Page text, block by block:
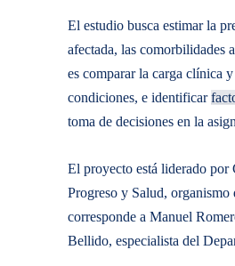
El estudio busca estimar la
afectada, las comorbilidades
es comparar la carga clínica
condiciones, e identificar
toma de decisiones en la
El proyecto está liderado
Progreso y Salud, organismo
corresponde a Manuel
Bellido, especialista del